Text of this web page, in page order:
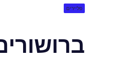
פליירים